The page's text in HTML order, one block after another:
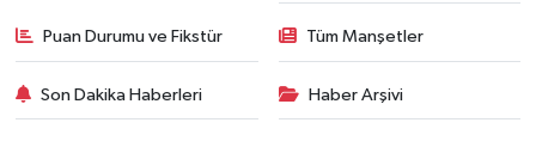
Puan Durumu ve Fikstür Tüm Manşetler
Son Dakika Haberleri Haber Arşivi